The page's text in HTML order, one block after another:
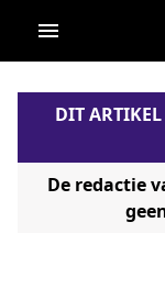
Direct
naar
deDIT
De redactie